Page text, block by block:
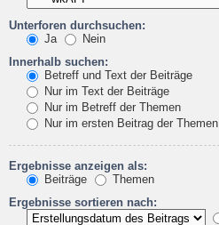
Unterforen durchsuchen:
Ja
Nein
Innerhalb suchen:
Betreff und Text der Beiträge
Nur im Text der Beiträge
Nur im Betreff der Themen
Nur im ersten Beitrag der Themen
Ergebnisse anzeigen als:
Beiträge
Themen
Ergebnisse sortieren nach: